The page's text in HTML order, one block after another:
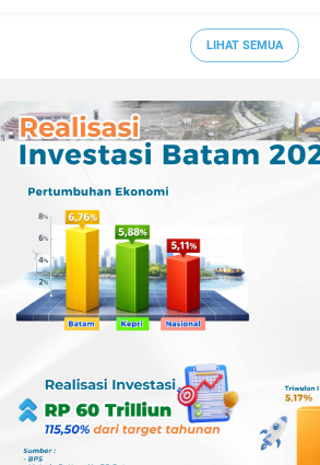
LIHAT SEMUA